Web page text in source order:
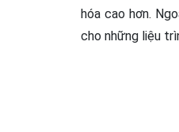
hóa cao hơn.
cho những liệu